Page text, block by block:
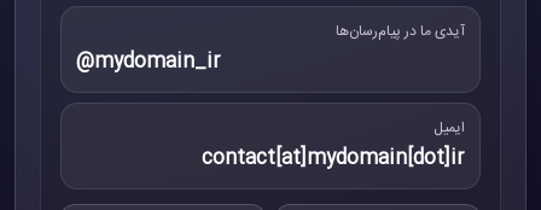
آیدی ما در پیام‌رسان‌ها
@mydomain_ir
ایمیل
contact[at]mydomain[dot]ir